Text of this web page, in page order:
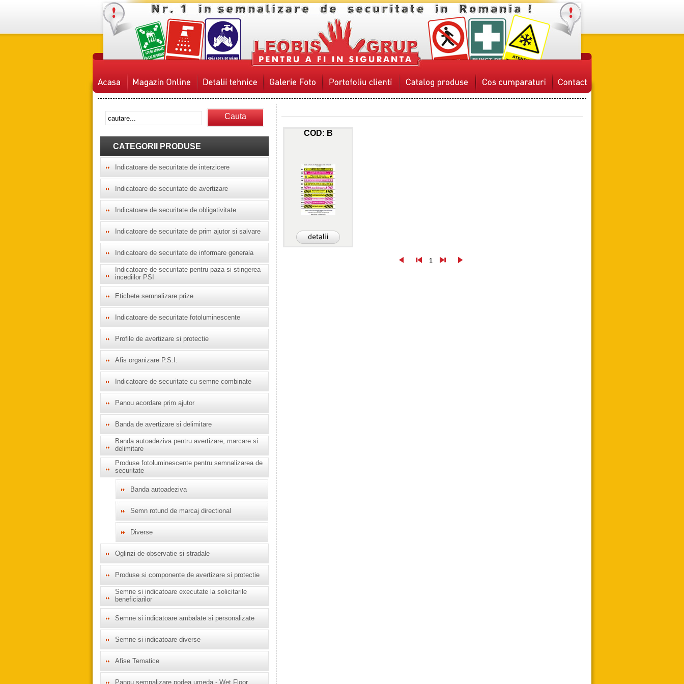
Cauta
CATEGORII PRODUSE
Indicatoare de securitate de interzicere
Indicatoare de securitate de avertizare
Indicatoare de securitate de obligativitate
Indicatoare de securitate de prim ajutor si salvare
Indicatoare de securitate de informare generala
Indicatoare de securitate pentru paza si stingerea
incediilor PSI
Etichete semnalizare prize
Indicatoare de securitate fotoluminescente
Profile de avertizare si protectie
Afis organizare P.S.I.
Indicatoare de securitate cu semne combinate
Panou acordare prim ajutor
Banda de avertizare si delimitare
Banda autoadeziva pentru avertizare, marcare si
delimitare
Produse fotoluminescente pentru semnalizarea de
securitate
Banda autoadeziva
Semn rotund de marcaj directional
Diverse
Oglinzi de observatie si stradale
Produse si componente de avertizare si protectie
Semne si indicatoare executate la solicitarile
beneficiarilor
Semne si indicatoare ambalate si personalizate
Semne si indicatoare diverse
Afise Tematice
Panou semnalizare podea umeda - Wet Floor
COD: B
1